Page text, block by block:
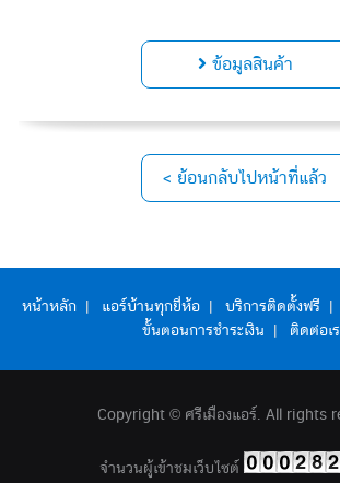
ข้อมูลสินค้า
< ย้อนกลับไปหน้าที่แล้ว
หน้าหลัก| แอร์บ้านทุกยี่ห้อ| บริการติดตั้งฟรี
ขั้นตอนการชำระเงิน
ติดต่อเ
Copyright © ศรีเมืองแอร์. All rights
จำนวนผู้เข้าชมเว็บไซต์